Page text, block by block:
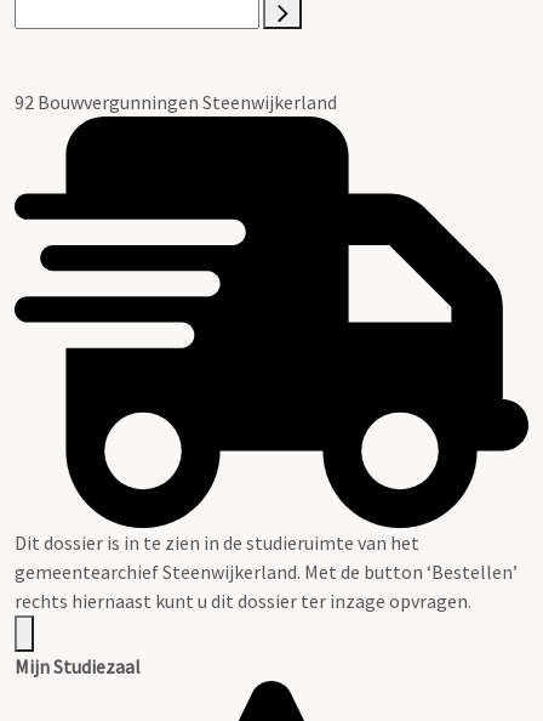
92 Bouwvergunningen Steenwijkerland
Dit dossier is in te zien in de studieruimte van het
gemeentearchief Steenwijkerland. Met de button ‘Bestellen’
rechts hiernaast kunt u dit dossier ter inzage opvragen.
Mijn Studiezaal